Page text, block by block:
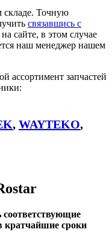
складе. Точную
связавшись с
сайте, в этом случае
наш менеджер нашем
ассортимент запчастей
, WAYTEKO,
кратчайшие сроки